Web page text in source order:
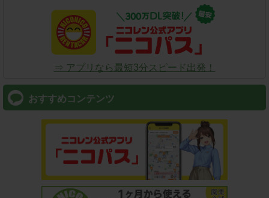
⇒ アプリなら最短3分スピード出発！
おすすめコンテンツ